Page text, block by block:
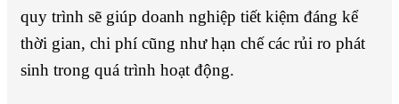
quy trình sẽ giúp doanh nghiệp tiết kiệm đáng kể
thời gian, chi phí cũng như hạn chế các rủi ro phát
sinh trong quá trình hoạt động.